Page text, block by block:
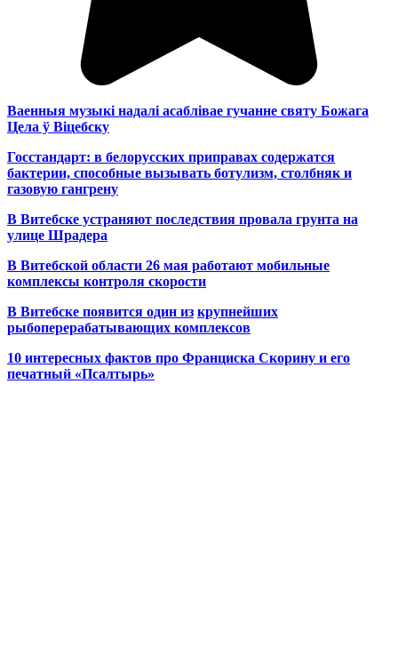
Ваенныя музыкі надалі асаблівае гучанне святу Божага
Цела ў Віцебску
Госстандарт: в белорусских приправах содержатся
бактерии, способные вызывать ботулизм, столбняк и
газовую гангрену
В Витебске устраняют последствия провала грунта на
улице Шрадера
В Витебской области 26 мая работают мобильные
комплексы контроля скорости
В Витебске появится один из крупнейших
рыбоперерабатывающих комплексов
10 интересных фактов про Франциска Скорину и его
печатный «Псалтырь»